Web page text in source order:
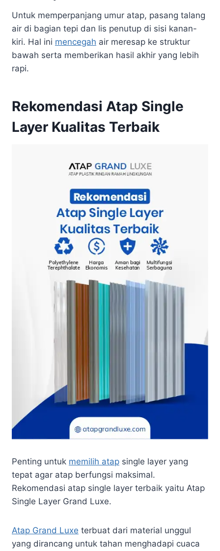
Untuk memperpanjang umur atap, pasang talang
air di bagian tepi dan lis penutup di sisi kanan-
kiri. Hal ini mencegah air meresap ke struktur
bawah serta memberikan hasil akhir yang lebih
rapi.
Rekomendasi Atap Single
Layer Kualitas Terbaik
Penting untuk memilih atap single layer yang
tepat agar atap berfungsi maksimal.
Rekomendasi atap single layer terbaik yaitu Atap
Single Layer Grand Luxe.
Atap Grand Luxe terbuat dari material unggul
yang dirancang untuk tahan menghadapi cuaca